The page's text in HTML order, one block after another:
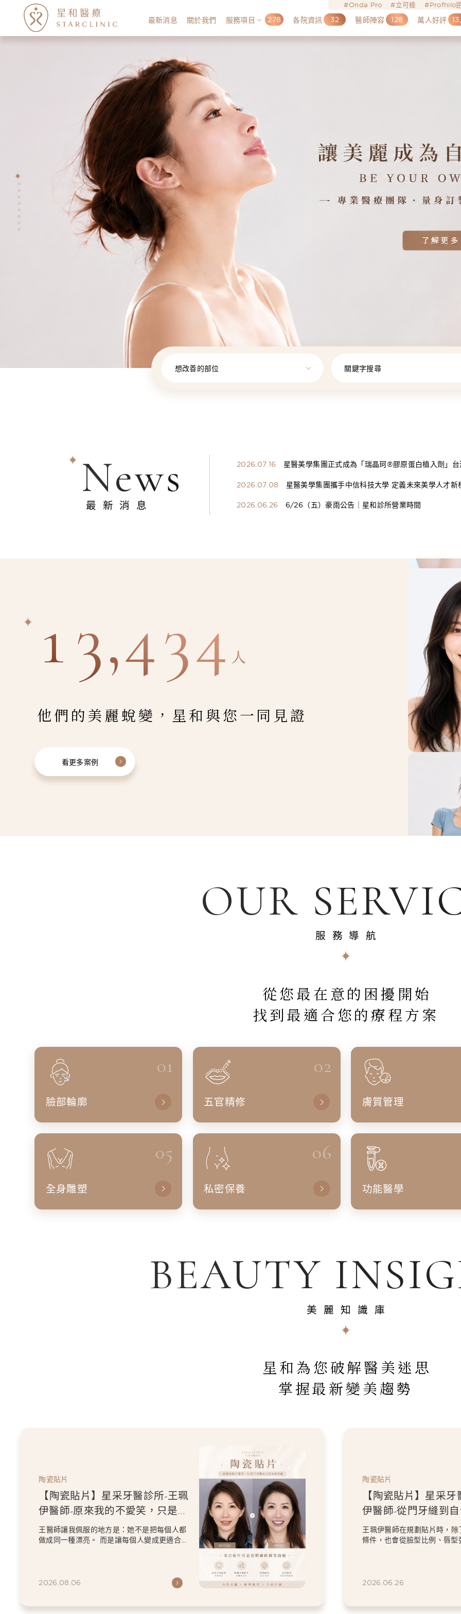
Onda Pro 立可檢 Profhilo
最新消息 關於我們 服務項目 278 各院資訊 32 醫師陣容 128 萬人好評
想改善的部位 關鍵字搜尋
News
最新消息
2026.07.16
星醫美學集團正式成為「瑞晶珂®膠原蛋白植入劑」
2026.07.08
星醫美學集團攜手中信科技大學 定義未來美學人才新
2026.06.26
6/26（五）豪雨公告｜星和診所營業時間
13,434 人
他們的美麗蛻變，星和與您一同見證
看更多案例
OUR
服務導航
從您最在意的困擾開始
找到最適合您的療程方案
01
臉部輪廓
02
五官精修 膚質管理
05
全身雕塑
06
私密保養 功能醫學
BEAUTY
美麗知識庫
星和為您破解醫美迷思
掌握最新變美趨勢
陶瓷貼片
【陶瓷貼片】星采牙醫診所-王珮
伊醫師-原來我的不愛笑，只是不
喜歡自己原本的牙齒
王醫師讓我佩服的地方是：她不是把每個人都
做成同一種漂亮。 而是讓每個人變成更適合自
2026.08.06
陶瓷貼片
【陶瓷貼片】星采
伊醫師-從門牙縫到
白貼片打造更精緻的
王珮伊醫師在規劃貼片時，除
條件，也會從臉型比例、唇型
2026.06.26